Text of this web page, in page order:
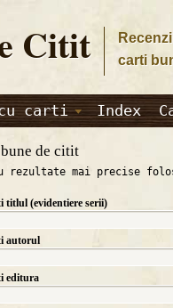
Citit
carti
carti Index
de citit
rezultate mai precise
titlul (evidentiere serii)
autorul
editura